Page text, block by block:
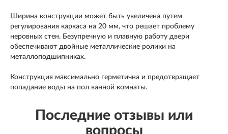
Ширина конструкции может быть увеличена путем
регулирования каркаса на 20 мм, что решает проблему
неровных стен. Безупречную и плавную работу двери
обеспечивают двойные металлические ролики на
металлоподшипниках.
Конструкция максимально герметична и предотвращает
попадание воды на пол ванной комнаты.
Последние отзывы или
вопросы